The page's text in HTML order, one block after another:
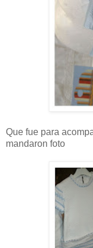
Que fue para
mandaron foto